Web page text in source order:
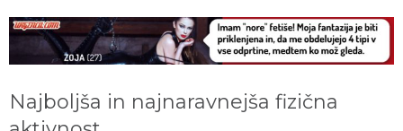
Najboljša in najnaravnejša fizična